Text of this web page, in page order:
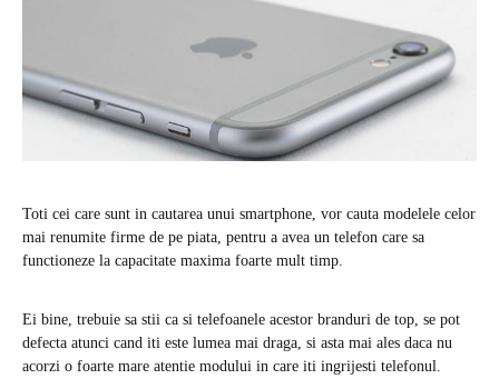
Toti cei care sunt in cautarea unui smartphone, vor cauta modelele celor
mai renumite firme de pe piata, pentru a avea un telefon care sa
functioneze la capacitate maxima foarte mult timp.
Ei bine, trebuie sa stii ca si telefoanele acestor branduri de top, se pot
defecta atunci cand iti este lumea mai draga, si asta mai ales daca nu
acorzi o foarte mare atentie modului in care iti ingrijesti telefonul.